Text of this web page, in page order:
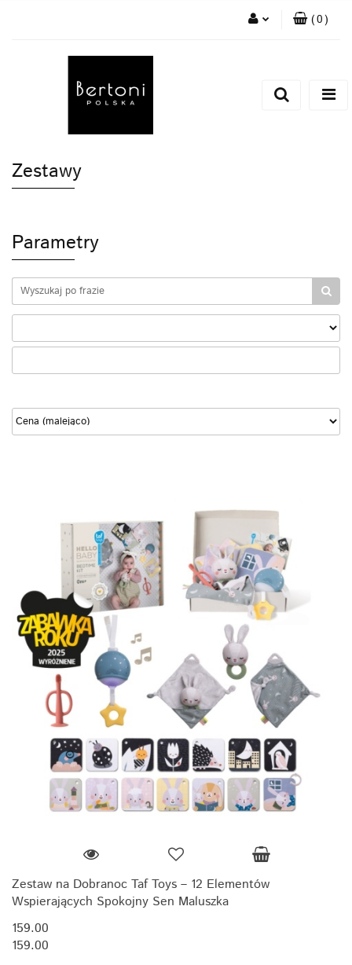
(0)
Zestawy
Parametry
Zestaw na Dobranoc Taf Toys – 12 Elementów
Wspierających Spokojny Sen Maluszka
159.00
159.00